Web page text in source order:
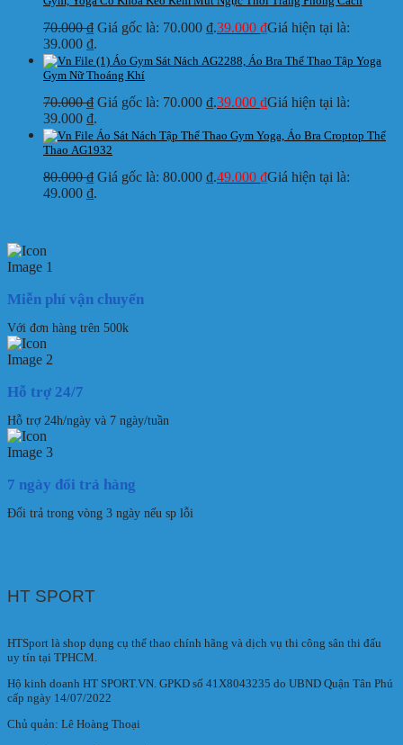
70.000₫ Giá gốc là: 70.000 ₫.39.000 ₫Giá hiện tại là:
39.000 ₫.
Áo Gym Sát Nách AG2288, Áo Bra Thể Thao Tập Yoga
Gym Nữ Thoáng Khí
70.000₫ Giá gốc là: 70.000 ₫.39.000 ₫Giá hiện tại là:
39.000 ₫.
Áo Sát Nách Tập Thể Thao Gym Yoga, Áo Bra Croptop Thể
Thao AG1932
80.000₫ Giá gốc là: 80.000 ₫.49.000 ₫Giá hiện tại là:
49.000 ₫.
Miễn phí vận chuyển
Với đơn hàng trên 500k
Hỗ trợ 24/7
Hỗ trợ 24h/ngày và 7 ngày/tuần
7 ngày đổi trả hàng
Đổi trả trong vòng 3 ngày nếu sp lỗi
HT SPORT
HTSport là shop dụng cụ thể thao chính hãng và dịch vụ thi công sân thi đấu
uy tín tại TPHCM.
Hộ kinh doanh HT SPORT.VN. GPKD số 41X8043235 do UBND Quận Tân Phú
cấp ngày 14/07/2022
Chủ quản: Lê Hoàng Thoại